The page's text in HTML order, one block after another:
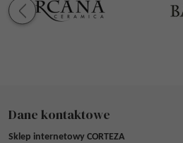
Dane kontaktowe
Sklep internetowy CORTEZA